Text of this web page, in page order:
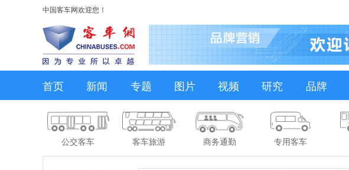
中国客车网欢迎您！
首页 新闻 专题 图片 视频 研究 品牌
公交客车 客车旅游 商务通勤 专用客车